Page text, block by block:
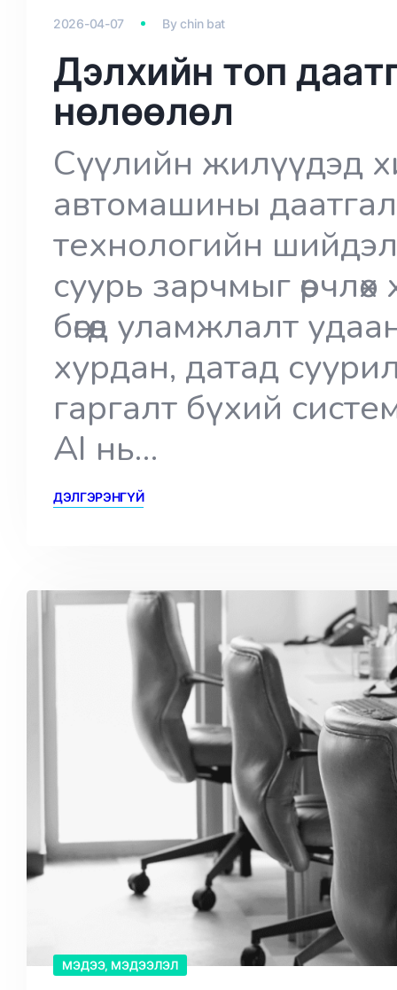
2026-04-07 Bychin bat
Дэлхийн топ
нөлөөлөл
Сүүлийн жилүүдэд
автомашины
технологийн
суурь зарчмыг
бөгөөд уламжлалт
хурдан, датад
гаргалт бүхий
AI нь…
ДЭЛГЭРЭНГҮЙ
МЭДЭЭ, МЭДЭЭЛЭЛ